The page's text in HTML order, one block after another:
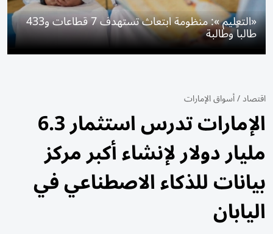
«التعليم »: منظومة ابتعاث تستهدف 7 قطاعات و433
طالباً وطالبة
اقتصاد/أسواق الإمارات
الإمارات تدرس استثمار 6.3
مليار دولار لإنشاء أكبر مركز
بيانات للذكاء الاصطناعي في
اليابان